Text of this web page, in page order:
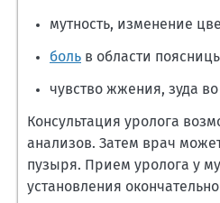
мутность, изменение
боль в области
чувство жжения, зуда
Консультация уролога
анализов. Затем врач
пузыря. Прием уролога у
установления